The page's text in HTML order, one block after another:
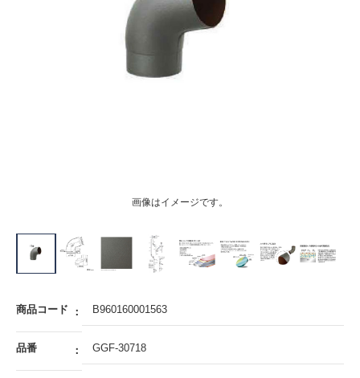
画像はイメージです。
商品コード B960160001563
品番 GGF-30718